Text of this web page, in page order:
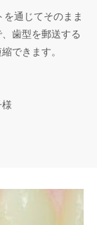
通じてそのまま
歯型を郵送する
できます。